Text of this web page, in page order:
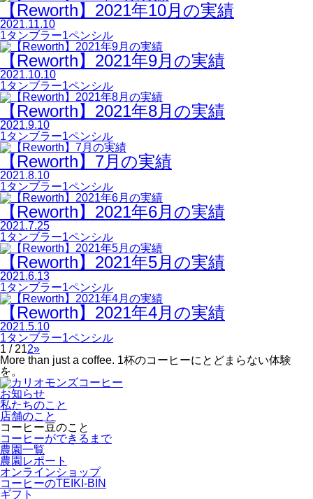
【Reworth】2021年10月の実績
2021.11.10
1タンブラー1ペンシル
【Reworth】2021年9月の実績
2021.10.10
1タンブラー1ペンシル
【Reworth】2021年8月の実績
2021.9.10
1タンブラー1ペンシル
【Reworth】7月の実績
2021.8.10
1タンブラー1ペンシル
【Reworth】2021年6月の実績
2021.7.25
1タンブラー1ペンシル
【Reworth】2021年5月の実績
2021.6.13
1タンブラー1ペンシル
【Reworth】2021年4月の実績
2021.5.10
1タンブラー1ペンシル
1 / 212»
More than just a coffee. 1杯のコーヒーにとどまらない体験
を。
お知らせ
私たちのこと
店舗のこと
コーヒー豆のこと
コーヒーができるまで
農園一覧
農園レポート
オンラインショップ
コーヒーのTEIKI-BIN
ギフト